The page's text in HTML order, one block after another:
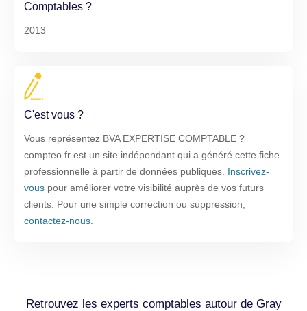
Comptables ?
2013
C'est vous ?
Vous représentez BVA EXPERTISE COMPTABLE ?
compteo.fr est un site indépendant qui a généré cette fiche
professionnelle à partir de données publiques. Inscrivez-
vous pour améliorer votre visibilité auprès de vos futurs
clients. Pour une simple correction ou suppression,
contactez-nous
Retrouvez les experts comptables autour de Gray